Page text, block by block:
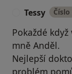
Tessy
Pokaždé
mně Anděl.
Nejlepší